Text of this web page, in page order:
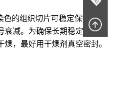
的组织切片可稳定保持长达
减。为确保长期稳定性，所
，最好用干燥剂真空密封。